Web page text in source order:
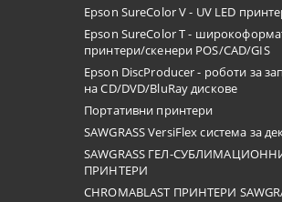
Epson SureColor V - UV LED
Epson SureColor T -
принтери/скенери POS/CAD/GIS
Epson DiscProducer - роботи за
на CD/DVD/BluRay дискове
Портативни принтери
SAWGRASS VersiFlex система за
SAWGRASS ГЕЛ-
ПРИНТЕРИ
CHROMABLAST ПРИНТЕРИ